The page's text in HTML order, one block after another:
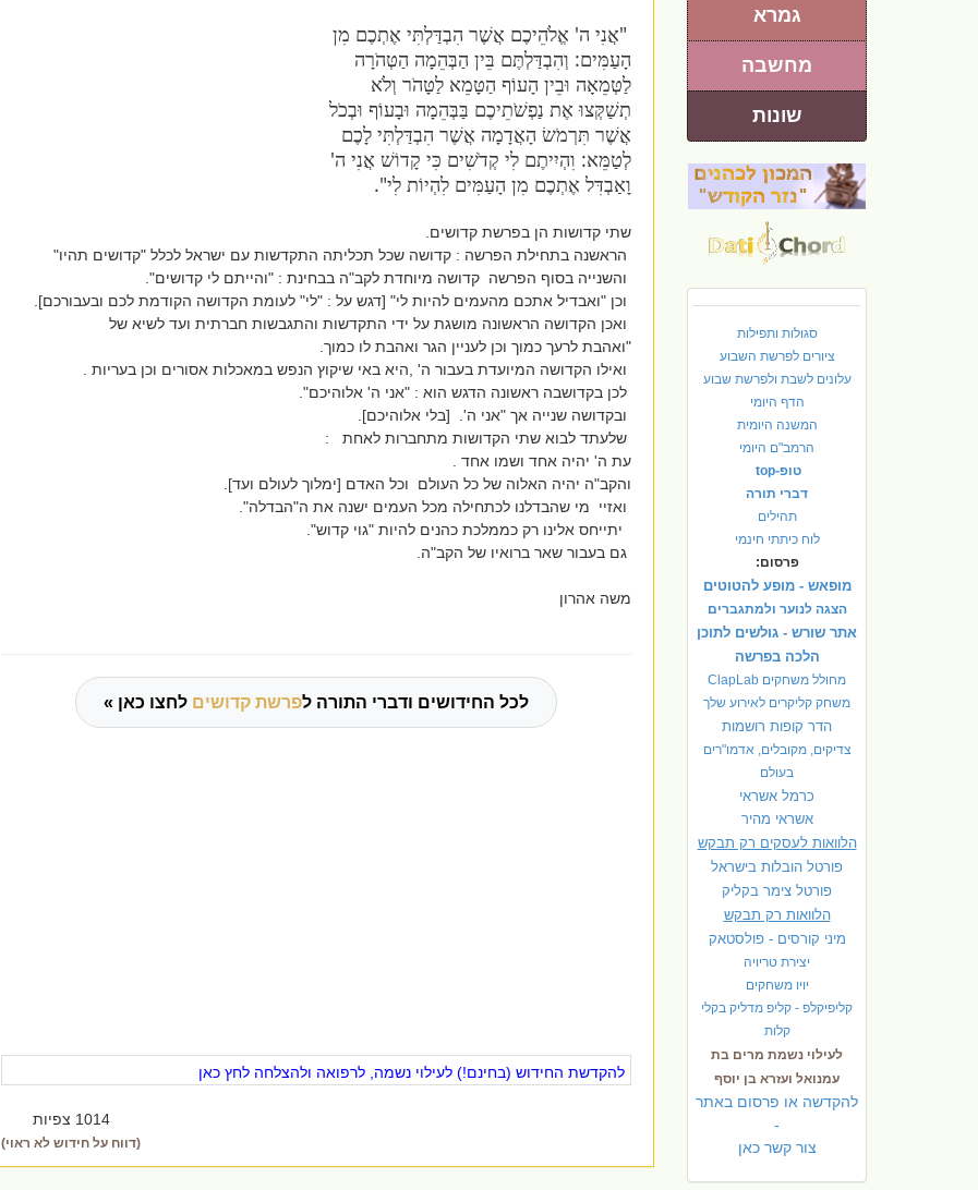
גמרא
מחשבה
שונות
סגולות ותפילות
ציורים לפרשת השבוע
עלונים לשבת ולפרשת שבוע
הדף היומי
המשנה היומית
הרמב"ם היומי
טופ-top
דברי תורה
תהילים
לוח כיתתי חינמי
פרסום:
מופאש - מופע להטוטים
הצגה לנוער ולמתגברים
אתר שורש - גולשים לתוכן
הלכה בפרשה
מחולל משחקים ClapLab
משחק קליקרים לאירוע שלך
הדר קופות רושמות
צדיקים, מקובלים, אדמו"רים
בעולם
כרמל אשראי
אשראי מהיר
הלוואות לעסקים רק תבקש
פורטל הובלות בישראל
פורטל צימר בקליק
הלוואות רק תבקש
מיני קורסים - פולסטאק
יצירת טריויה
יויו משחקים
קליפיקלפ - קליפ מדליק בקלי
קלות
לעילוי נשמת מרים בת
עמנואל ועזרא בן יוסף
להקדשה או פרסום באתר
-
צור קשר כאן
"אֲנִי ה' אֱלֹהֵיכֶם אֲשֶׁר הִבְדַּלְתִּי אֶתְכֶם מִן
הָעַמִּים: וְהִבְדַּלְתֶּם בֵּין הַבְּהֵמָה הַטְּהֹרָה
לַטְּמֵאָה וּבֵין הָעוֹף הַטָּמֵא לַטָּהֹר וְלֹא
תְשַׁקְּצוּ אֶת נַפְשֹׁתֵיכֶם בַּבְּהֵמָה וּבָעוֹף וּבְכֹל
אֲשֶׁר תִּרְמֹשׂ הָאֲדָמָה אֲשֶׁר הִבְדַּלְתִּי לָכֶם
לְטַמֵּא: וִהְיִיתֶם לִי קְדֹשִׁים כִּי קָדוֹשׁ אֲנִי ה'
וָאַבְדִּל אֶתְכֶם מִן הָעַמִּים לִהְיוֹת לִי".
שתי קדושות הן בפרשת קדושים.
הראשנה בתחילת הפרשה : קדושה שכל תכליתה התקדשות עם ישראל לכלל "קדושים תהיו"
והשנייה בסוף הפרשה קדושה מיוחדת לקב"ה בבחינת : "והייתם לי קדושים".
וכן "ואבדיל אתכם מהעמים להיות לי" [דגש על : "לי" לעומת הקדושה הקודמת לכם ובעבורכם].
ואכן הקדושה הראשונה מושגת על ידי התקדשות והתגבשות חברתית ועד לשיא של
"ואהבת לרעך כמוך וכן לעניין הגר ואהבת לו כמוך.
ואילו הקדושה המיועדת בעבור ה' ,היא באי שיקוץ הנפש במאכלות אסורים וכן בעריות .
לכן בקדושבה ראשונה הדגש הוא : "אני ה' אלוהיכם".
ובקדושה שנייה אך "אני ה'. [בלי אלוהיכם].
שלעתד לבוא שתי הקדושות מתחברות לאחת :
עת ה' יהיה אחד ושמו אחד .
והקב"ה יהיה האלוה של כל העולם וכל האדם [ימלוך לעולם ועד].
ואזיי מי שהבדלנו לכתחילה מכל העמים ישנה את ה"הבדלה".
יתייחס אלינו רק כממלכת כהנים להיות "גוי קדוש".
גם בעבור שאר ברואיו של הקב"ה.
משה אהרון
לכל החידושים ודברי התורה לפרשת קדושים לחצו כאן »
להקדשת החידוש (בחינם!) לעילוי נשמה, לרפואה ולהצלחה לחץ כאן
1014 צפיות
(דווח על חידוש לא ראוי)